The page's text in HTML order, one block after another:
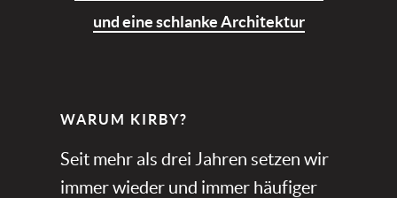
und eine schlanke Architektur
WARUM KIRBY?​​
Seit mehr als drei Jahren setzen wir
immer wieder und immer häufiger